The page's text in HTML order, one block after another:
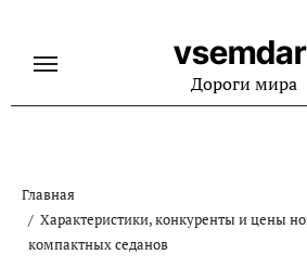
содержанию
Дороги мира
Главная
Характеристики, конкуренты и цены
компактных седанов